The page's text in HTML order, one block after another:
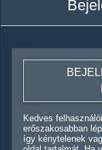
Kedves
erőszakosabban
így kénytelenek